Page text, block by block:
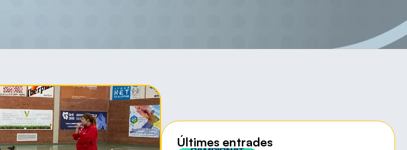
Últimes entrades